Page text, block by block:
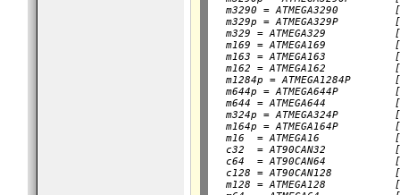
m3290 = ATMEGA3290
m329p = ATMEGA329P
m329 = ATMEGA329
m169 = ATMEGA169
m163 = ATMEGA163
m162 = ATMEGA162
m1284p = ATMEGA1284P
m644p = ATMEGA644P
m644 = ATMEGA644
m324p = ATMEGA324P
m164p = ATMEGA164P
m16  = ATMEGA16
c32  = AT90CAN32
c64  = AT90CAN64
c128 = AT90CAN128
m128 = ATMEGA128